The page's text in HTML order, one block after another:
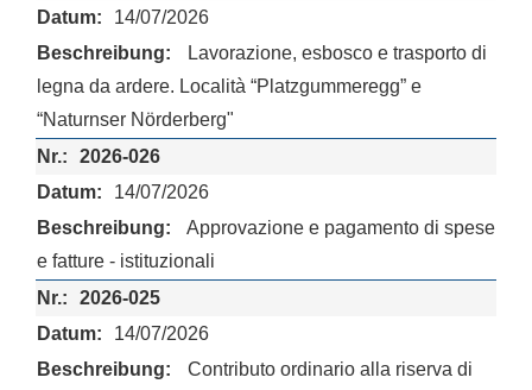
14/07/2026
Lavorazione, esbosco e trasporto di
legna da ardere. Località “Platzgummeregg” e
“Naturnser Nörderberg"
2026-026
14/07/2026
Approvazione e pagamento di spese
e fatture - istituzionali
2026-025
14/07/2026
Contributo ordinario alla riserva di